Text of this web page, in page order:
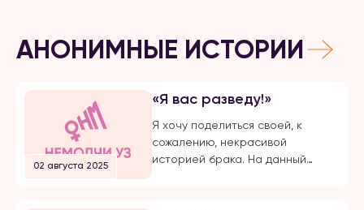
АНОНИМНЫЕ ИСТОРИИ
02 августа 2025
«Я вас разведу!»
Я хочу поделиться своей, к
сожалению, некрасивой
историей брака. На данный